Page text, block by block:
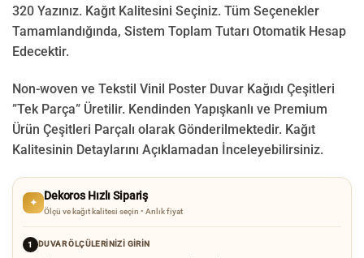
320 Yazınız. Kağıt Kalitesini Seçiniz. Tüm Seçenekler
Tamamlandığında, Sistem Toplam Tutarı Otomatik Hesap
Edecektir.
Non-woven ve Tekstil Vinil Poster Duvar Kağıdı Çeşitleri
”Tek Parça” Üretilir. Kendinden Yapışkanlı ve Premium
Ürün Çeşitleri Parçalı olarak Gönderilmektedir. Kağıt
Kalitesinin Detaylarını Açıklamadan İnceleyebilirsiniz.
✦
Dekoros Hızlı Sipariş
Ölçü ve kağıt kalitesi seçin • Anlık fiyat
1 DUVAR ÖLÇÜLERINIZI GIRIN